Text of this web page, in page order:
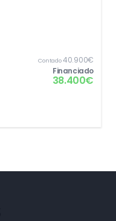
Contado40.900€
Financiado
38.400€